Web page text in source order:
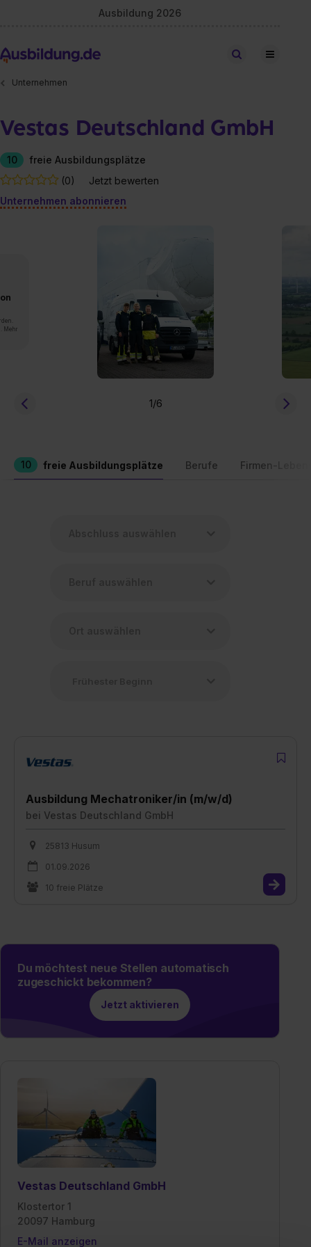
Ausbildung 2026
Stellen finden
Unternehmen
Vestas Deutschland GmbH
10
freie Ausbildungsplätze
(0)
Jetzt bewerten
Unternehmen abonnieren
Mehr
1/6
10 freie Ausbildungsplätze Berufe Firmen-
Ausbildung Mechatroniker/in (m/w/d)
bei Vestas Deutschland GmbH
25813 Husum
01.09.2026
10 freie Plätze
Du möchtest neue Stellen automatisch
zugeschickt bekommen?
Jetzt aktivieren
Vestas Deutschland GmbH
Klostertor 1
20097 Hamburg
E-Mail anzeigen